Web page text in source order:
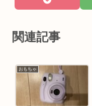
関連記事
おもちゃ